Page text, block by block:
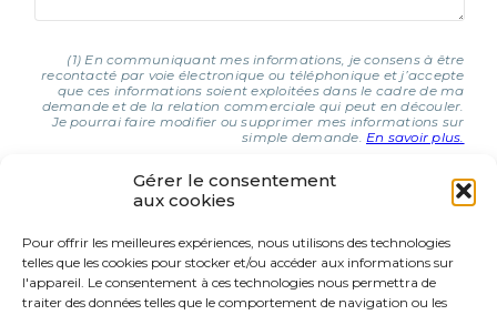
Gérer le consentement
aux cookies
Pour offrir les meilleures expériences, nous utilisons des technologies
telles que les cookies pour stocker et/ou accéder aux informations sur
l'appareil. Le consentement à ces technologies nous permettra de
traiter des données telles que le comportement de navigation ou les
(1) En communiquant mes informations, je consens à être
recontacté par voie électronique ou téléphonique et j’accepte
que ces informations soient exploitées dans le cadre de ma
demande et de la relation commerciale qui peut en découler.
Je pourrai faire modifier ou supprimer mes informations sur
simple demande. En savoir plus.
J'AI COMPRIS ET J'ACCEPTE (1)
9 Rue d’Italie
68310 Wittelsheim